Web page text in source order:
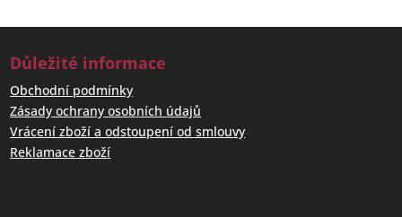
Důležité informace
Obchodní podmínky
Zásady ochrany osobních údajů
Vrácení zboží a odstoupení od smlouvy
Reklamace zboží